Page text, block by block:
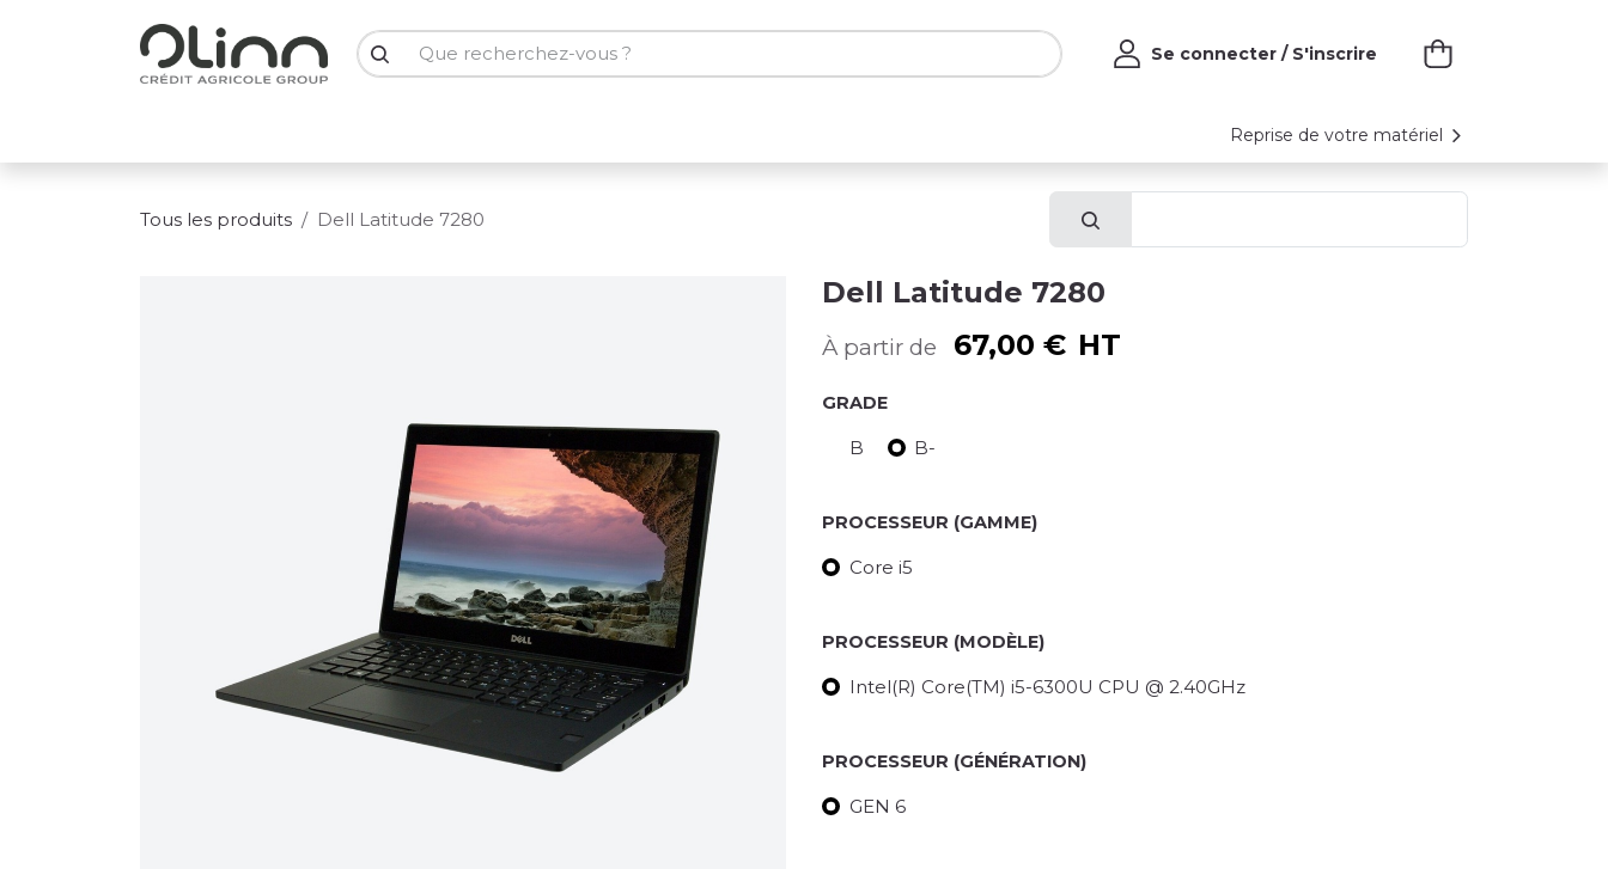
Se connecter / S'inscrire
Reprise de votre matériel
Tous les produits Dell Latitude 7280
Dell Latitude 7280
À partir de 67,00 € HT
GRADE
B B-
PROCESSEUR (GAMME)
Core i5
PROCESSEUR (MODÈLE)
Intel(R) Core(TM) i5-6300U CPU @ 2.40GHz
PROCESSEUR (GÉNÉRATION)
GEN 6